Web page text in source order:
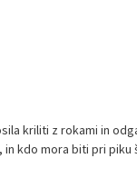
kriliti z rokami in
kdo mora biti pri piku